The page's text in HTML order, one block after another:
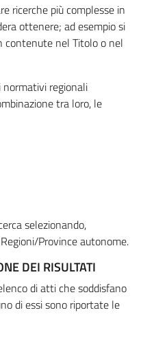
ricerche più complesse in
ottenere; ad esempio si
contenute nel Titolo o nel
normativi regionali
tra loro, le
selezionando,
Province autonome.
DEI RISULTATI
di atti che soddisfano
di essi sono riportate le